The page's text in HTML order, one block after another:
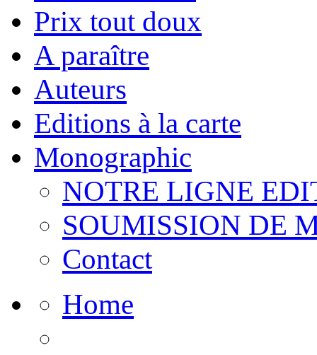
Prix tout doux
A paraître
Auteurs
Editions à la carte
Monographic
NOTRE LIGNE
SOUMISSION DE
Contact
Home